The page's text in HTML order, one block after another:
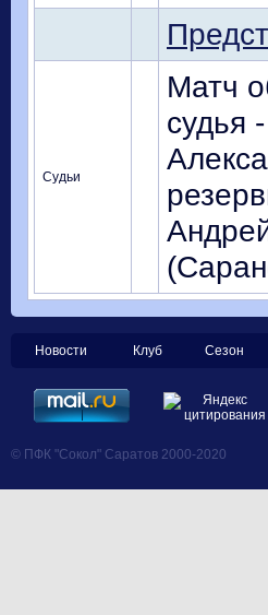
Судьи
Матч
судья -
Новости Клуб Сезон
© ПФК "Сокол" Саратов 2000-2020